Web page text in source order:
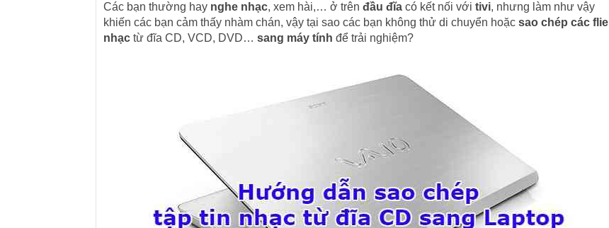
Các bạn thường hay nghe nhạc, xem hài,… ở trên đầu đĩacó kết nối với tivi, nhưng làm như vậy
khiến các bạn cảm thấy nhàm chán, vậy tại sao các bạn không thử di chuyển hoặc sao chép các flie
nhạctừ đĩa CD, VCD, DVD… sang máy tính để trải nghiệm?